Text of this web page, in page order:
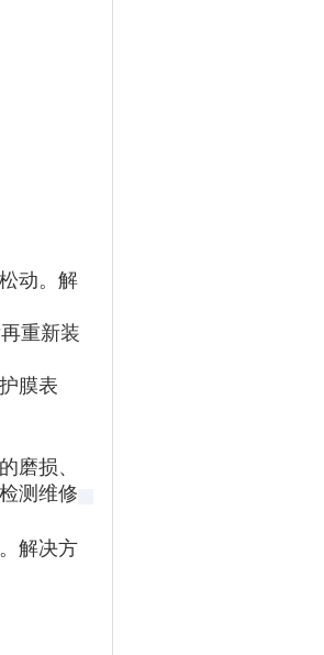
动。解
重新装
膜表
磨损、
测维修
解决方